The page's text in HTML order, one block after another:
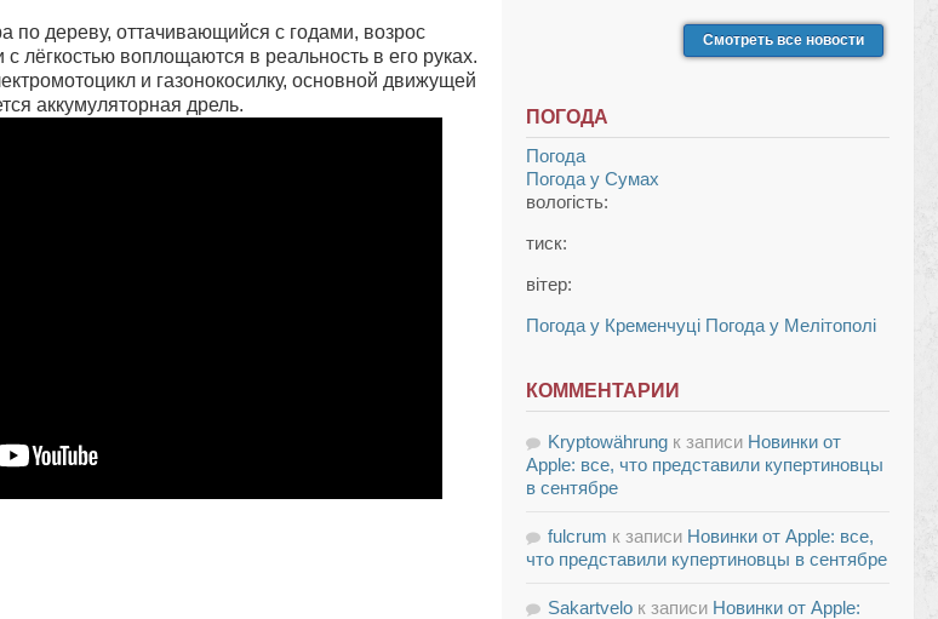
по дереву, оттачивающийся с годами, возрос
лёгкостью воплощаются в реальность в его руках.
и газонокосилку, основной движущей
аккумуляторная дрель.
Смотреть все новости
ПОГОДА
Погода
Погода у Сумах
вологість:
тиск:
вітер:
Погода у Кременчуці Погода у Мелітополі
КОММЕНТАРИИ
Kryptowährung к записи Новинки от
Apple: все, что представили купертиновцы
в сентябре
fulcrum к записи Новинки от Apple: все,
что представили купертиновцы в сентябре
Sakartvelo к записи Новинки от Apple: